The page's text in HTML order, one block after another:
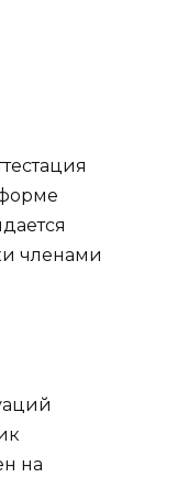
членами
на